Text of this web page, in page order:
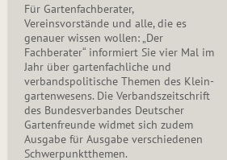
Für Gartenfachberater,
Vereinsvorstände und alle, die es
genauer wissen wollen: „Der
Fachberater“ informiert Sie vier Mal im
Jahr über gartenfachliche und
verbandspolitische Themen des Klein­
gar­ten­wesens. Die Ver­bands­zeit­schrift
des Bun­des­ver­ban­des Deutscher
Gartenfreunde widmet sich zudem
Ausgabe für Ausgabe verschiedenen
Schwer­punkt­the­men.